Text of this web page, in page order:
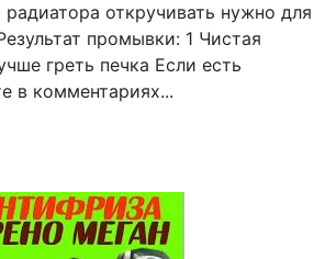
откручивать нужно для
промывки: 1 Чистая
греть печка Если есть
в комментариях...